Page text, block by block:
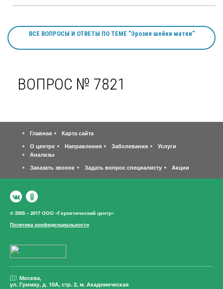
ВСЕ ВОПРОСЫ И ОТВЕТЫ ПО ТЕМЕ "Эрозия шейки матки"
ВОПРОС № 7821
Главная
Карта сайта
О центре
Направления Заболевания
Услуги
Анализы
Заказать звонок
Задать вопрос специалисту Акции
© 2005 – 2017 ООО «Герпетический центр»
Политика конфиденциальности
Москва,
ул. Гримау, д. 10А, стр. 2, м. Академическая